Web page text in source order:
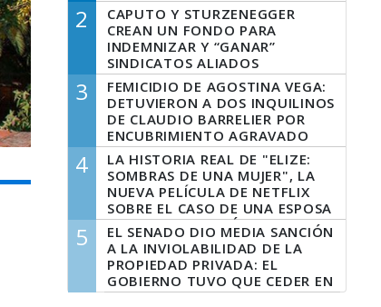
2
CAPUTO Y STURZENEGGER
CREAN UN FONDO PARA
INDEMNIZAR Y “GANAR”
SINDICATOS ALIADOS
3
FEMICIDIO DE AGOSTINA VEGA:
DETUVIERON A DOS INQUILINOS
DE CLAUDIO BARRELIER POR
ENCUBRIMIENTO AGRAVADO
4
LA HISTORIA REAL DE "ELIZE:
SOMBRAS DE UNA MUJER", LA
NUEVA PELÍCULA DE NETFLIX
SOBRE EL CASO DE UNA ESPOSA
QUE DESCUARTIZÓ A SU
MARIDO
5
EL SENADO DIO MEDIA SANCIÓN
A LA INVIOLABILIDAD DE LA
PROPIEDAD PRIVADA: EL
GOBIERNO TUVO QUE CEDER EN
LA LEY DEL MANEJO DEL FUEGO